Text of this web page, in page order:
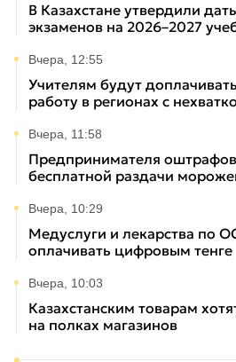
В Казахстане утвердили
экзаменов на 2026–2027
Вчера, 12:55
Учителям будут
работу в регионах с
Вчера, 11:58
Предпринимателя
бесплатной раздачи
Вчера, 10:29
Медуслуги и лекарства по
оплачивать цифровым тенге
Вчера, 10:03
Казахстанским товарам
на полках магазинов